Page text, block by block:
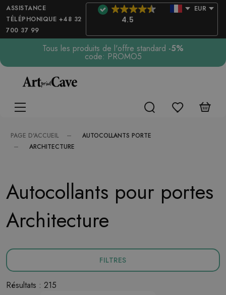
ASSISTANCE
TÉLÉPHONIQUE +48 32
700 37 99
4.5
EUR
Tous les produits de l'offre standard -5%
code: PROMO5
PAGE D'ACCUEIL
AUTOCOLLANTS PORTE
ARCHITECTURE
Autocollants pour portes
Architecture
FILTRES
Résultats : 215